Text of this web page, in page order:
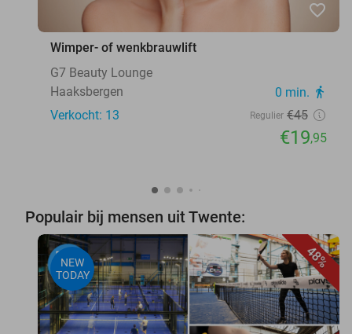
favorite_border
Wimper- of wenkbrauwlift
G7 Beauty Lounge
Haaksbergen
0 min. directions_walk
Verkocht: 13 Regulier €45
€19,95
Populair bij mensen uit Twente:
48%
NEW
TODAY